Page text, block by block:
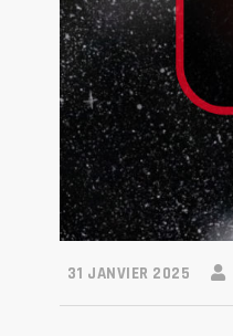
31 JANVIER 2025